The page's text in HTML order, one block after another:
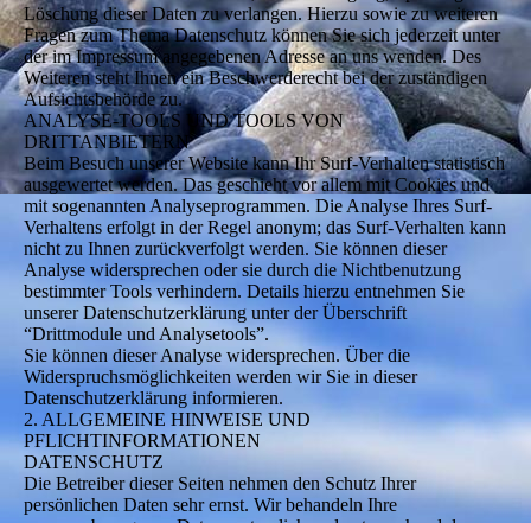
Löschung dieser Daten zu verlangen. Hierzu sowie zu weiteren
Fragen zum Thema Datenschutz können Sie sich jederzeit unter
der im Impressum angegebenen Adresse an uns wenden. Des
Weiteren steht Ihnen ein Beschwerderecht bei der zuständigen
Aufsichtsbehörde zu.
ANALYSE-TOOLS UND TOOLS VON
DRITTANBIETERN
Beim Besuch unserer Website kann Ihr Surf-Verhalten statistisch
ausgewertet werden. Das geschieht vor allem mit Cookies und
mit sogenannten Analyseprogrammen. Die Analyse Ihres Surf-
Verhaltens erfolgt in der Regel anonym; das Surf-Verhalten kann
nicht zu Ihnen zurückverfolgt werden. Sie können dieser
Analyse widersprechen oder sie durch die Nichtbenutzung
bestimmter Tools verhindern. Details hierzu entnehmen Sie
unserer Datenschutzerklärung unter der Überschrift
“Drittmodule und Analysetools”.
Sie können dieser Analyse widersprechen. Über die
Widerspruchsmöglichkeiten werden wir Sie in dieser
Datenschutzerklärung informieren.
2. ALLGEMEINE HINWEISE UND
PFLICHTINFORMATIONEN
DATENSCHUTZ
Die Betreiber dieser Seiten nehmen den Schutz Ihrer
persönlichen Daten sehr ernst. Wir behandeln Ihre